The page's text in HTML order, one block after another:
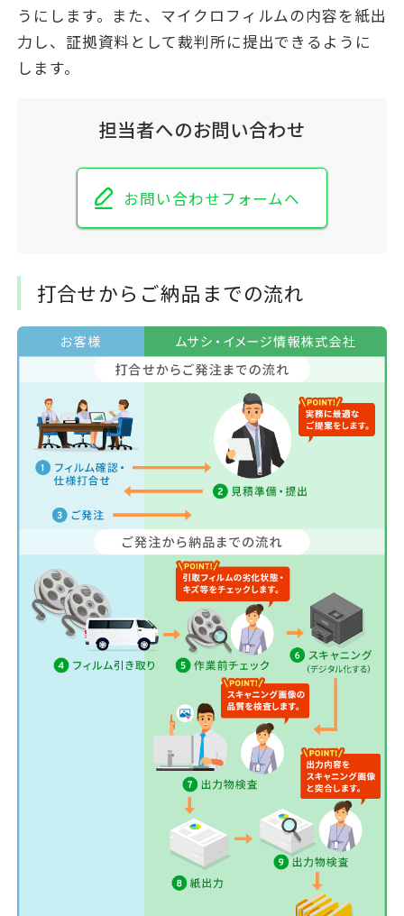
うにします。また、マイクロフィルムの内容を紙出
力し、証拠資料として裁判所に提出できるように
します。
担当者へのお問い合わせ
お問い合わせフォームへ
打合せからご納品までの流れ